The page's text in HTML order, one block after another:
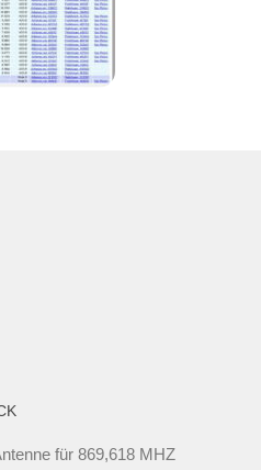
für 869,618 MHZ